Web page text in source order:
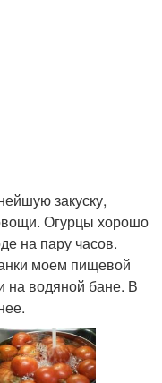
закуску,
Огурцы хорошо
на пару часов.
моем пищевой
на водяной бане. В